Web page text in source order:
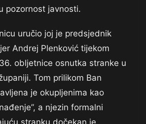
pozornost javnosti.
uručio joj je predsjednik
Andrej Plenković tijekom
obljetnice osnutka stranke u
Tom prilikom Ban
je okupljenima kao
a njezin formalni